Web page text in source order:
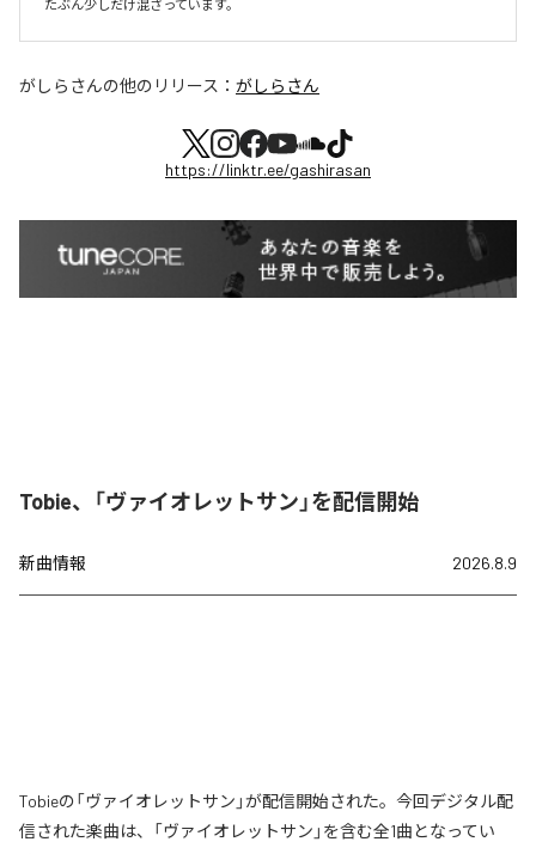
たぶん少しだけ混ざっています。
がしらさんの他のリリース： がしらさん
https://linktr.ee/gashirasan
Tobie、「ヴァイオレットサン」を配信開始
新曲情報 2026.8.9
Tobieの「ヴァイオレットサン」が配信開始された。今回デジタル配
信された楽曲は、「ヴァイオレットサン」を含む全1曲となってい